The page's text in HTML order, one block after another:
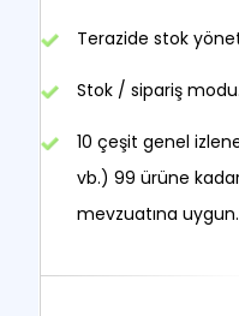
Terazide stok
Stok / sipariş modu.
10 çeşit genel
vb.) 99 ürüne
mevzuatına uygun.